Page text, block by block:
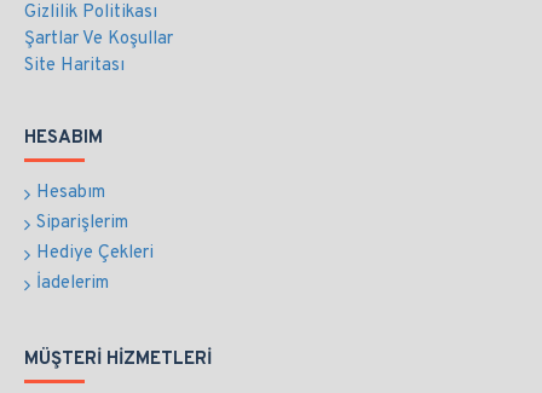
Gizlilik Politikası
Şartlar Ve Koşullar
Site Haritası
HESABIM
Hesabım
Siparişlerim
Hediye Çekleri
İadelerim
MÜŞTERI HIZMETLERI